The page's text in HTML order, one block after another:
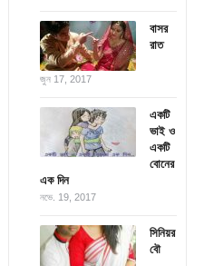
বাসর
রাত
জুন 17, 2017
একটি
ভাই ও
একটি
বোনের
এক দিন
নভে. 19, 2017
সিনিয়র
বৌ